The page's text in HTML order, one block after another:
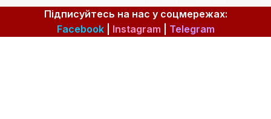
Підписуйтесь на нас у соцмережах:
Facebook| Instagram Telegram